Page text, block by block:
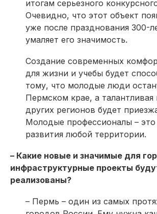
итогам серьезного
Очевидно, что этот объект
уже после празднования 300-
умаляет его значимость.
Создание современных
для жизни и учебы будет
тому, что молодые люди
Пермском крае, а
других регионов будет
Молодые профессионалы –
развития любой территории.
– Какие новые и значимые для
инфраструктурные проекты
реализованы?
– Пермь – один из самых